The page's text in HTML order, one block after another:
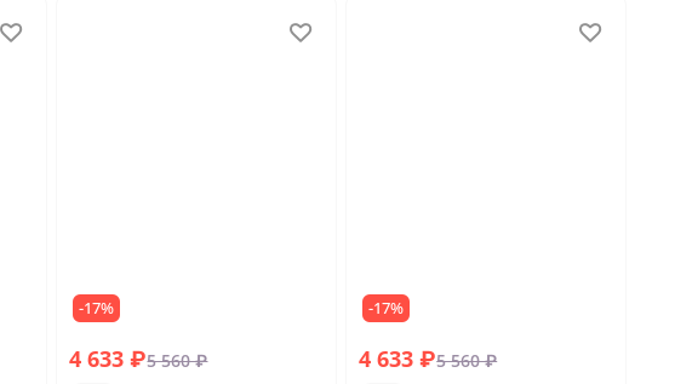
-17%
4 633 ₽5 560 ₽
-17%
4 633 ₽5 560 ₽